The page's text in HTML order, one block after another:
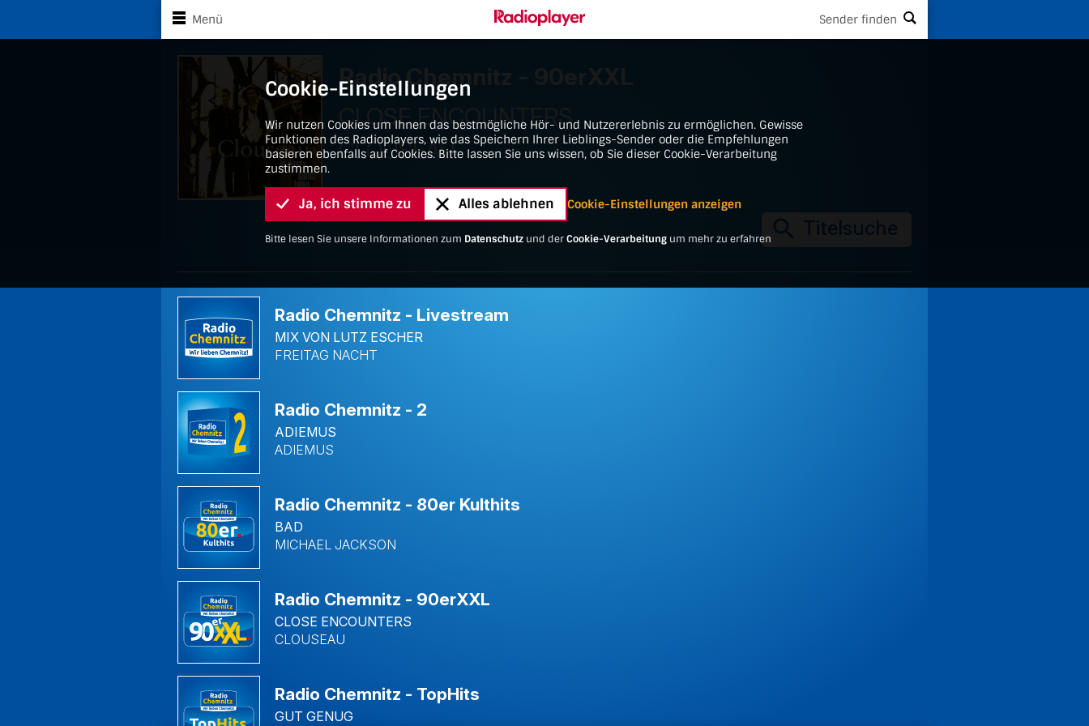
Cookie-Einstellungen
Wir nutzen Cookies um Ihnen das bestmögliche Hör- und Nutzererlebnis zu ermöglichen. Gewisse
Funktionen des Radioplayers, wie das Speichern Ihrer Lieblings-Sender oder die Empfehlungen
basieren ebenfalls auf Cookies. Bitte lassen Sie uns wissen, ob Sie dieser Cookie-Verarbeitung
zustimmen.
Ja, ich stimme zu Alles ablehnen Cookie-Einstellungen anzeigen
Bitte lesen Sie unsere Informationen zum Datenschutz und derCookie-Verarbeitung um mehr zu erfahren
Menü Sender finden
Radio Chemnitz - 90er XXL